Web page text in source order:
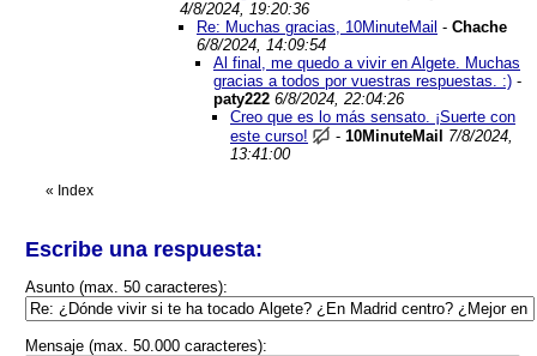
4/8/2024, 19:20:36
Re: Muchas gracias, 10MinuteMail - Chache
6/8/2024, 14:09:54
Al final, me quedo a vivir en Algete. Muchas
gracias a todos por vuestras respuestas. :) -
paty222 6/8/2024, 22:04:26
Creo que es lo más sensato. ¡Suerte con
este curso!
- 10MinuteMail
7/8/2024,
13:41:00
« Index
Escribe una respuesta:
Asunto (max. 50 caracteres):
Mensaje (max. 50.000 caracteres):